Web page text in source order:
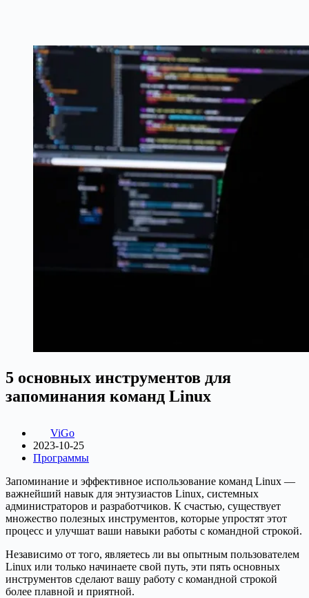
5 основных инструментов для
запоминания команд Linux
ViGo
2023-10-25
Программы
Запоминание и эффективное использование команд Linux —
важнейший навык для энтузиастов Linux, системных
администраторов и разработчиков. К счастью, существует
множество полезных инструментов, которые упростят этот
процесс и улучшат ваши навыки работы с командной строкой.
Независимо от того, являетесь ли вы опытным пользователем
Linux или только начинаете свой путь, эти пять основных
инструментов сделают вашу работу с командной строкой
более плавной и приятной.